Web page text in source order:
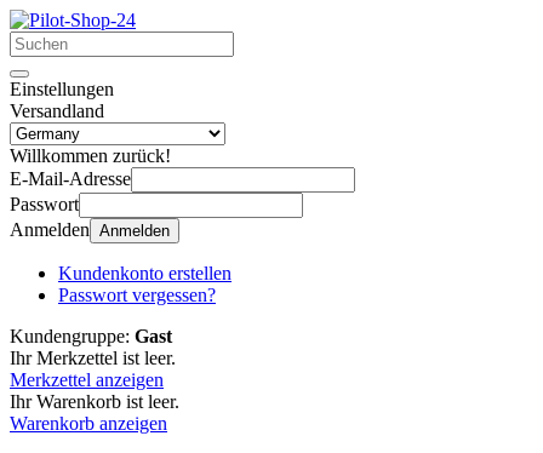
Einstellungen
Versandland
Willkommen zurück!
E-Mail-Adresse
Passwort
Anmelden Anmelden
Kundenkonto erstellen
Passwort vergessen?
Kundengruppe: Gast
Ihr Merkzettel ist leer.
Merkzettel anzeigen
Ihr Warenkorb ist leer.
Warenkorb anzeigen